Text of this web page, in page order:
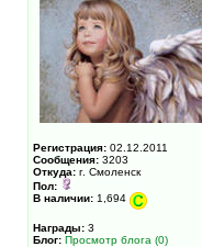
Регистрация: 02.12.2011
Сообщения: 3203
Откуда: г. Смоленск
Пол:
В наличии: 1,694
Награды: 3
Блог: Просмотр блога (0)